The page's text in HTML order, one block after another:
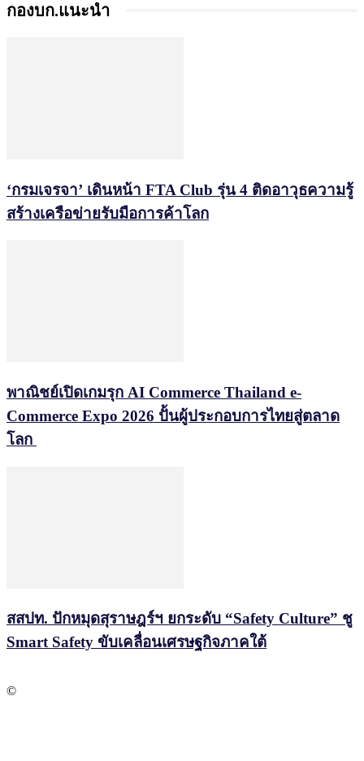
กองบก.แนะนำ
‘กรมเจรจา’ เดินหน้า FTA Club รุ่น 4 ติดอาวุธความรู้
สร้างเครือข่ายรับมือการค้าโลก
พาณิชย์เปิดเกมรุก AI Commerce Thailand e-
Commerce Expo 2026 ปั้นผู้ประกอบการไทยสู่ตลาด
โลก
สสปท. ปักหมุดสุราษฎร์ฯ ยกระดับ “Safety Culture” ชู
Smart Safety ขับเคลื่อนเศรษฐกิจภาคใต้
©